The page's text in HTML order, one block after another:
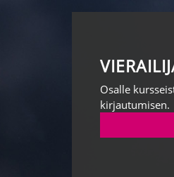
Osalle
kirjautumisen.